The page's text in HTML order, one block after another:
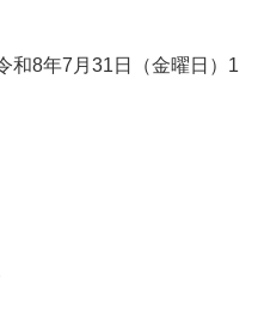
和8年7月31日（金曜日）1